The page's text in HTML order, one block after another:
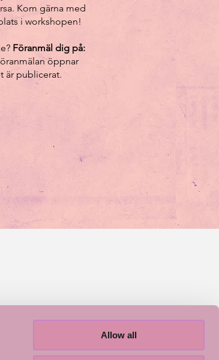
Allow all
Kom gärna med
i workshopen!
Föranmäl dig på:
öppnar
är publicerat.